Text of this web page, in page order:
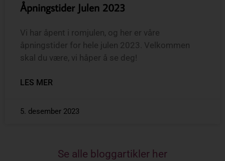
Åpningstider Julen 2023
Vi har åpent i romjulen, og her er våre
åpningstider for hele julen 2023. Velkommen
skal du være, vi håper å se deg!
LES MER
5. desember 2023
Se alle bloggartikler her